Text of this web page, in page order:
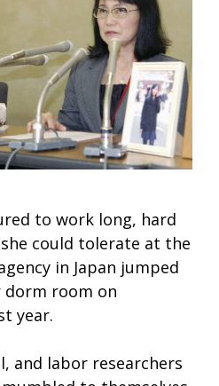
to work long, hard
could tolerate at the
in Japan jumped
room on
year.
and labor researchers